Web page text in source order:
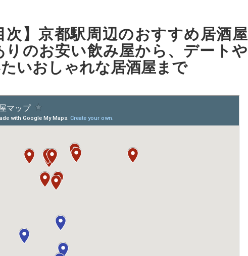
次】京都駅周辺のおすすめ居酒屋
りのお安い飲み屋から、デートや
いおしゃれな居酒屋まで